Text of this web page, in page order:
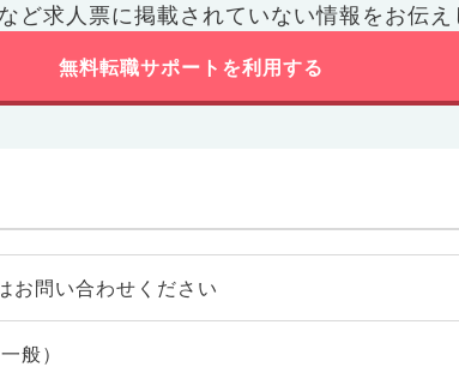
ど求人票に掲載されていない情報をお伝え
無料転職サポートを利用する
お問い合わせください
般）